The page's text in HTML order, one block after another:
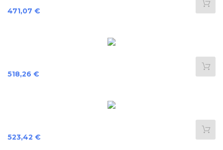
Prix
471,07 €
Prix
518,26 €
Prix
523,42 €